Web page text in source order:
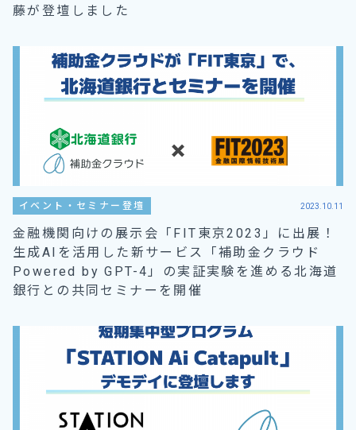
藤が登壇しました
イベント・セミナー登壇 2023.10.11
金融機関向けの展示会「FIT東京2023」に出展！
生成AIを活用した新サービス「補助金クラウド
Powered by GPT-4」の実証実験を進める北海道
銀行との共同セミナーを開催